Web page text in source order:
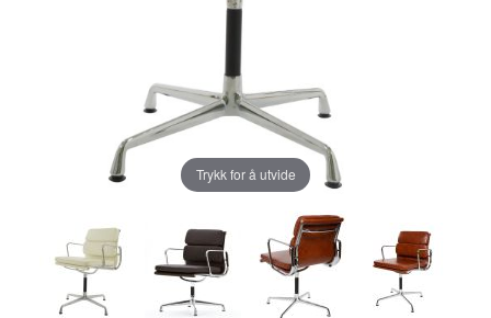
Trykk for å utvide